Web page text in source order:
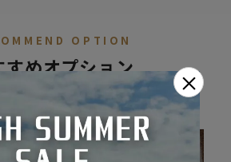
OPTION
すめオプション
×